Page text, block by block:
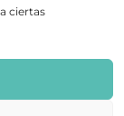
ciertas